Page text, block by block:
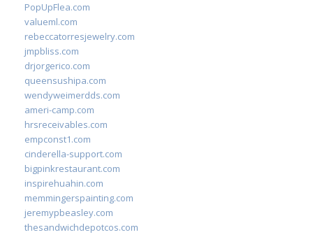
PopUpFlea.com
valueml.com
rebeccatorresjewelry.com
jmpbliss.com
drjorgerico.com
queensushipa.com
wendyweimerdds.com
ameri-camp.com
hrsreceivables.com
empconst1.com
cinderella-support.com
bigpinkrestaurant.com
inspirehuahin.com
memmingerspainting.com
jeremypbeasley.com
thesandwichdepotcos.com